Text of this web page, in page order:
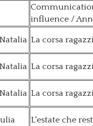
influence /
La corsa
La corsa
La corsa
L'estate che